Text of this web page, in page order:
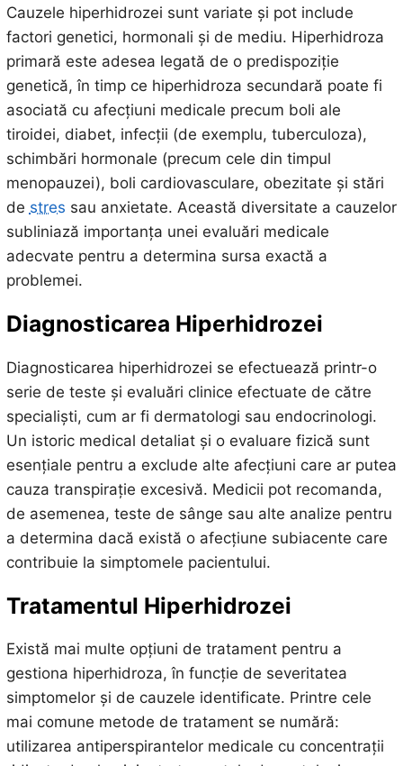
Cauzele hiperhidrozei sunt variate și pot include
factori genetici, hormonali și de mediu. Hiperhidroza
primară este adesea legată de o predispoziție
genetică, în timp ce hiperhidroza secundară poate fi
asociată cu afecțiuni medicale precum boli ale
tiroidei, diabet, infecții (de exemplu, tuberculoza),
schimbări hormonale (precum cele din timpul
menopauzei), boli cardiovasculare, obezitate și stări
de stres sau anxietate. Această diversitate a cauzelor
subliniază importanța unei evaluări medicale
adecvate pentru a determina sursa exactă a
problemei.
Diagnosticarea Hiperhidrozei
Diagnosticarea hiperhidrozei se efectuează printr-o
serie de teste și evaluări clinice efectuate de către
specialiști, cum ar fi dermatologi sau endocrinologi.
Un istoric medical detaliat și o evaluare fizică sunt
esențiale pentru a exclude alte afecțiuni care ar putea
cauza transpirație excesivă. Medicii pot recomanda,
de asemenea, teste de sânge sau alte analize pentru
a determina dacă există o afecțiune subiacente care
contribuie la simptomele pacientului.
Tratamentul Hiperhidrozei
Există mai multe opțiuni de tratament pentru a
gestiona hiperhidroza, în funcție de severitatea
simptomelor și de cauzele identificate. Printre cele
mai comune metode de tratament se numără:
utilizarea antiperspirantelor medicale cu concentrații